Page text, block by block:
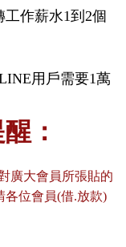
作薪水1到2個
用戶需要1萬
：
廣大會員所張貼的
各位會員(借.放款)